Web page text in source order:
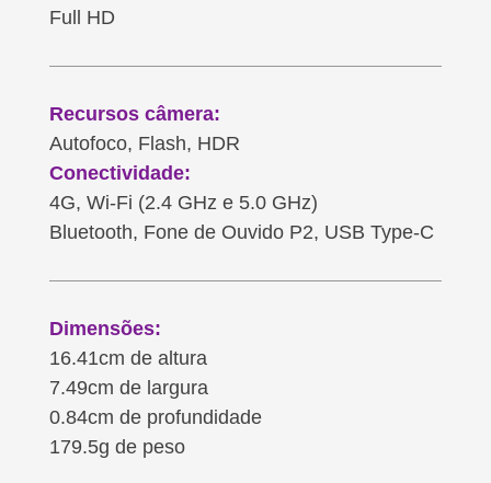
Full HD
Recursos câmera:
Autofoco, Flash, HDR
Conectividade:
4G, Wi-Fi (2.4 GHz e 5.0 GHz)
Bluetooth, Fone de Ouvido P2, USB Type-C
Dimensões:
16.41cm de altura
7.49cm de largura
0.84cm de profundidade
179.5g de peso